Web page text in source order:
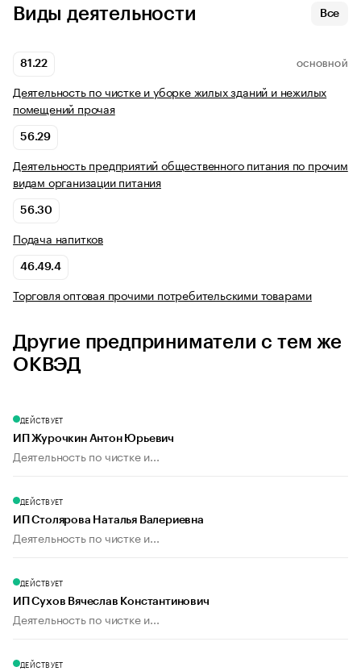
Виды деятельности Все
81.22 ОСНОВНОЙ
Деятельность по чистке и уборке жилых зданий и нежилых
помещений прочая
56.29
Деятельность предприятий общественного питания по прочим
видам организации питания
56.30
Подача напитков
46.49.4
Торговля оптовая прочими потребительскими товарами
Другие предприниматели с тем же
ОКВЭД
ДЕЙСТВУЕТ
ИП Журочкин Антон Юрьевич
Деятельность по чистке и...
ДЕЙСТВУЕТ
ИП Столярова Наталья Валериевна
Деятельность по чистке и...
ДЕЙСТВУЕТ
ИП Сухов Вячеслав Константинович
Деятельность по чистке и...
ДЕЙСТВУЕТ